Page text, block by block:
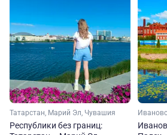
Татарстан, Марий Эл, Чувашия
Республики без границ: